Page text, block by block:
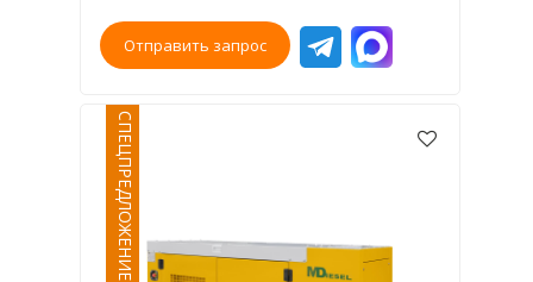
Отправить запрос
СПЕЦПРЕДЛОЖЕНИЕ